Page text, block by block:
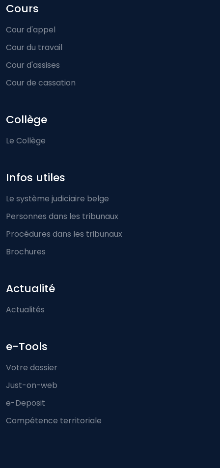
Cours
Cour d'appel
Cour du travail
Cour d'assises
Cour de cassation
Collège
Le Collège
Infos utiles
Le système judiciaire belge
Personnes dans les tribunaux
Procédures dans les tribunaux
Brochures
Actualité
Actualités
e-Tools
Votre dossier
Just-on-web
e-Deposit
Compétence territoriale